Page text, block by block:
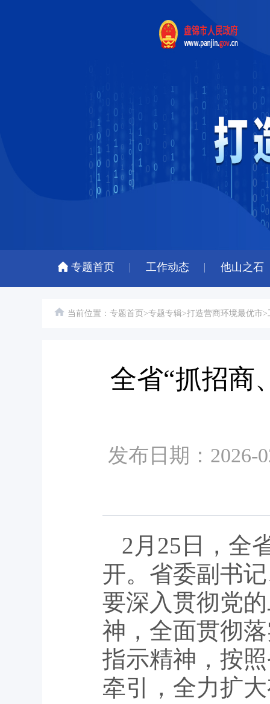
专题首页 工作动态 他山之石
当前位置： 专题首页 >专题专辑>打造营商环境最优市>
全省“抓招商
发布日期：
2月25日，全
开。省委副书
要深入贯彻党
神，全面贯彻
指示精神，按
牵引，全力扩